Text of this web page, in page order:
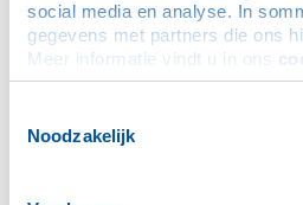
social media en analyse. In
gegevens met partners die ons
Meer informatie vindt u in ons
Noodzakelijk
N.B. De inloggegevens zijn